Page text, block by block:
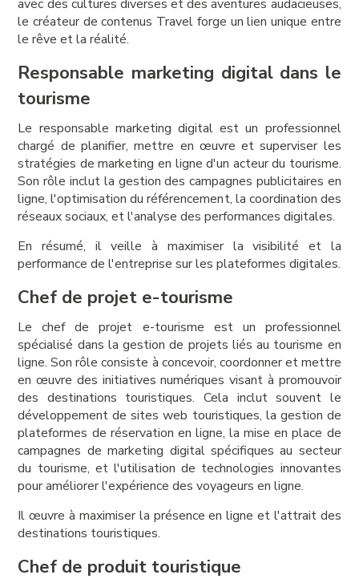
avec des cultures diverses et des aventures audacieuses,
le créateur de contenus Travel forge un lien unique entre
le rêve et la réalité.
Responsable marketing digital dans le
tourisme
Le responsable marketing digital est un professionnel
chargé de planifier, mettre en œuvre et superviser les
stratégies de marketing en ligne d'un acteur du tourisme.
Son rôle inclut la gestion des campagnes publicitaires en
ligne, l'optimisation du référencement, la coordination des
réseaux sociaux, et l'analyse des performances digitales.
En résumé, il veille à maximiser la visibilité et la
performance de l'entreprise sur les plateformes digitales.
Chef de projet e-tourisme
Le chef de projet e-tourisme est un professionnel
spécialisé dans la gestion de projets liés au tourisme en
ligne. Son rôle consiste à concevoir, coordonner et mettre
en œuvre des initiatives numériques visant à promouvoir
des destinations touristiques. Cela inclut souvent le
développement de sites web touristiques, la gestion de
plateformes de réservation en ligne, la mise en place de
campagnes de marketing digital spécifiques au secteur
du tourisme, et l'utilisation de technologies innovantes
pour améliorer l'expérience des voyageurs en ligne.
Il œuvre à maximiser la présence en ligne et l'attrait des
destinations touristiques.
Chef de produit touristique